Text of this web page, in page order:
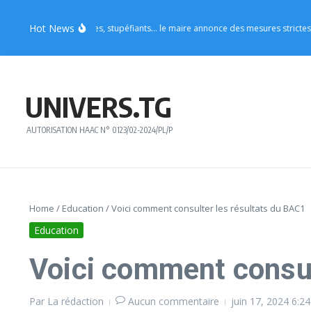
Hot News
tenues indécentes, stupéfiants… le maire annonce des mesures strictes pour
UNIVERS.TG
AUTORISATION HAAC N° 0123/02-2024/PL/P
Home / Education /Voici comment consulter les résultats du BAC1
Education
Voici comment
Par La rédaction Aucun commentaire juin 17, 2024